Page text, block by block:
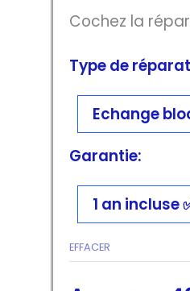
Cochez la
Type de
Echange
Garantie:
1 an incluse
EFFACER